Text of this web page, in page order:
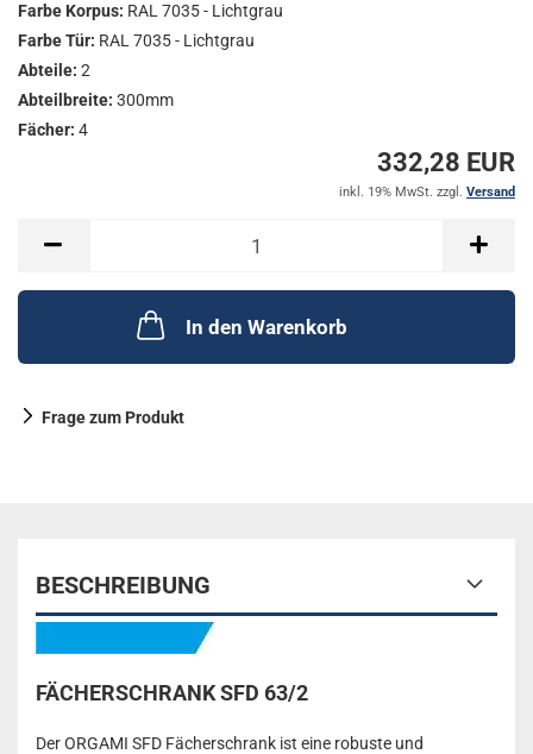
Farbe Korpus: RAL 7035 - Lichtgrau
Farbe Tür: RAL 7035 - Lichtgrau
Abteile: 2
Abteilbreite: 300mm
Fächer: 4
332,28 EUR
inkl. 19% MwSt. zzgl. Versand
In den Warenkorb
Frage zum Produkt
BESCHREIBUNG
FÄCHERSCHRANK SFD 63/2
Der ORGAMI SFD Fächerschrank ist eine robuste und